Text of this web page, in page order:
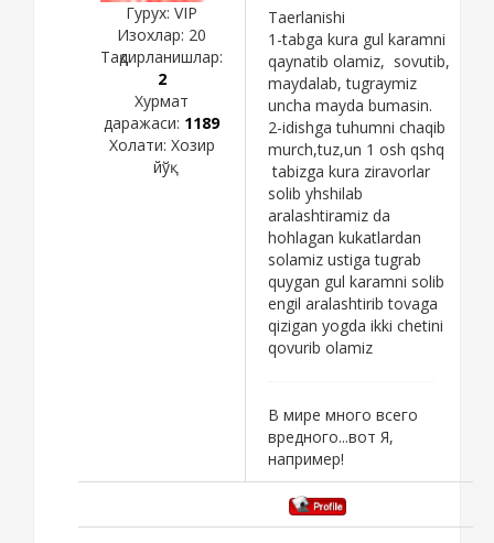
Гурух: VIP
Изохлар: 20
Тақдирланишлар:
2
Хурмат
даражаси: 1189
Холати: Хозир
йўқ
Taerlanishi
1-tabga kura gul karamni
qaynatib olamiz, sovutib,
maydalab, tugraymiz
uncha mayda bumasin.
2-idishga tuhumni chaqib
murch,tuz,un 1 osh qshq
tabizga kura ziravorlar
solib yhshilab
aralashtiramiz da
hohlagan kukatlardan
solamiz ustiga tugrab
quygan gul karamni solib
engil aralashtirib tovaga
qizigan yogda ikki chetini
qovurib olamiz
В мире много всего
вредного...вот Я,
например!